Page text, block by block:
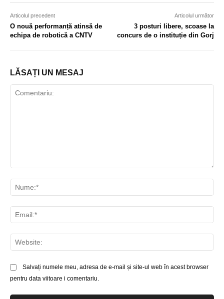
Articolul precedent
O nouă performanță atinsă de
echipa de robotică a CNTV
Articolul următor
3 posturi libere, scoase la
concurs de o instituție din Gorj
LĂSAȚI UN MESAJ
Salvați numele meu, adresa de e-mail și site-ul web în acest browser
pentru data viitoare i comentariu.